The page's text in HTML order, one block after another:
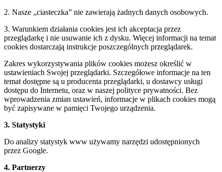
2. Nasze „ciasteczka” nie zawierają żadnych danych osobowych.
3. Warunkiem działania cookies jest ich akceptacja przez
przeglądarkę i nie usuwanie ich z dysku. Więcej informacji na temat
cookies dostarczają instrukcje poszczególnych przeglądarek.
Zakres wykorzystywania plików cookies możesz określić w
ustawieniach Swojej przeglądarki. Szczegółowe informacje na ten
temat dostępne są u producenta przeglądarki, u dostawcy usługi
dostępu do Internetu, oraz w naszej polityce prywatności. Bez
wprowadzenia zmian ustawień, informacje w plikach cookies mogą
być zapisywane w pamięci Twojego urządzenia.
3. Statystyki
Do analizy statystyk www używamy narzędzi udostępnionych
przez Google.
4. Partnerzy